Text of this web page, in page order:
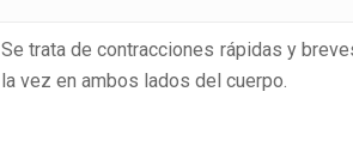
Se trata de contracciones rápidas y
la vez en ambos lados del cuerpo.